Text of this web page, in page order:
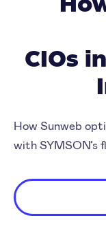
CIOs
How Sunweb
with SYMSON’s